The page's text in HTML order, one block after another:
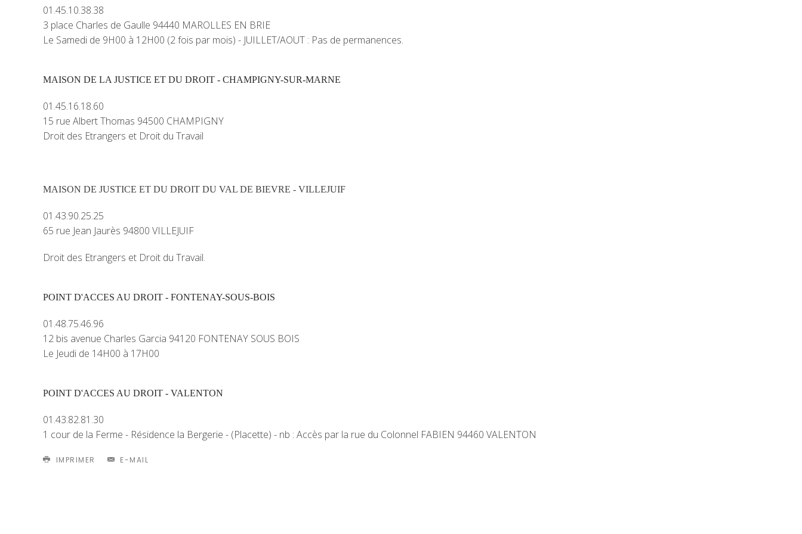
01.45.10.38.38
3 place Charles de Gaulle 94440 MAROLLES EN BRIE
Le Samedi de 9H00 à 12H00 (2 fois par mois) - JUILLET/AOUT : Pas de permanences.
MAISON DE LA JUSTICE ET DU DROIT - CHAMPIGNY-SUR-MARNE
01.45.16.18.60
15 rue Albert Thomas 94500 CHAMPIGNY
Droit des Etrangers et Droit du Travail
MAISON DE JUSTICE ET DU DROIT DU VAL DE BIEVRE - VILLEJUIF
01.43.90.25.25
65 rue Jean Jaurès 94800 VILLEJUIF
Droit des Etrangers et Droit du Travail.
POINT D'ACCES AU DROIT - FONTENAY-SOUS-BOIS
01.48.75.46.96
12 bis avenue Charles Garcia 94120 FONTENAY SOUS BOIS
Le Jeudi de 14H00 à 17H00
POINT D'ACCES AU DROIT - VALENTON
01.43.82.81.30
1 cour de la Ferme - Résidence la Bergerie - (Placette) - nb : Accès par la rue du Colonnel FABIEN 94460 VALENTON
IMPRIMER E-MAIL